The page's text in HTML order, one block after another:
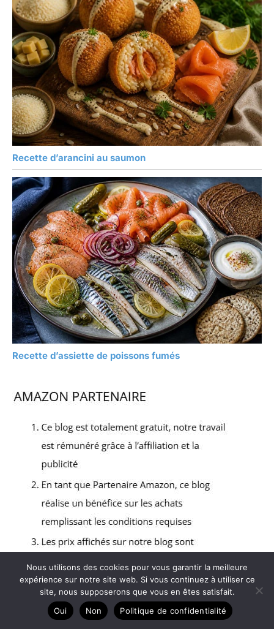
Recette d’arancini au saumon
Recette d’assiette de poissons fumés
Copyright © 2026 Grèce authentique - Partenaire Amazon
Nous utilisons des cookies pour vous garantir la meilleure
expérience sur notre site web. Si vous continuez à utiliser ce
site, nous supposerons que vous en êtes satisfait.
Oui
Non Politique de confidentialité